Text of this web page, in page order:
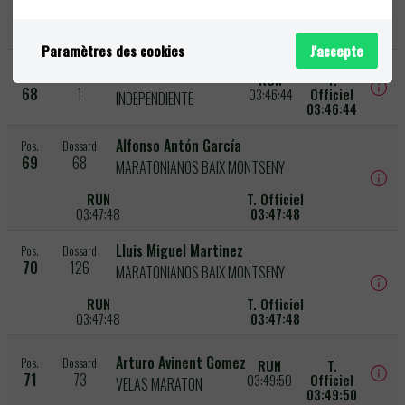
03:46:16
68 1
INDEPENDIENTE
RUN
03:46:44
T.
Officiel
03:46:44
Pos.
69
Dossard
68
Alfonso Antón García
MARATONIANOS BAIX MONTSENY
RUN
03:47:48
T. Officiel
03:47:48
Pos.
70
Dossard
126
Lluis Miguel Martinez
MARATONIANOS BAIX MONTSENY
RUN
03:47:48
T. Officiel
03:47:48
Pos.
71
Dossard
73
Arturo Avinent Gomez
VELAS MARATON
RUN
03:49:50
T.
Officiel
03:49:50
Paramètres des cookies J'accepte